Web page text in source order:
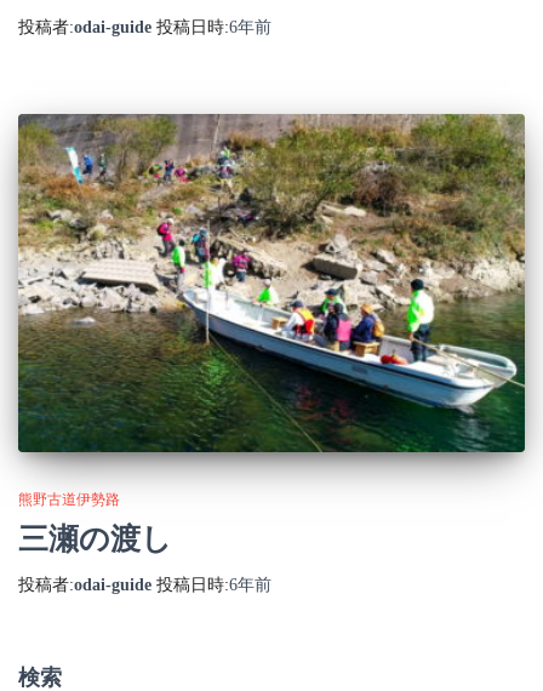
投稿者:odai-guide 投稿日時:6年前
熊野古道伊勢路
三瀬の渡し
投稿者:odai-guide 投稿日時:6年前
検索